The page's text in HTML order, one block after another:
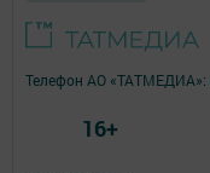
Телефон АО «ТАТМЕДИА»:
16+